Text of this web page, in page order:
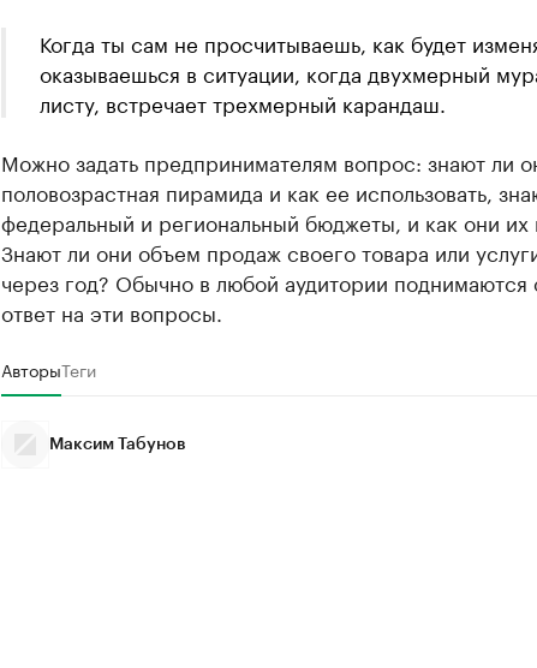
Когда ты сам не просчитываешь, как будет
оказываешься в ситуации, когда двухмерный
листу, встречает трехмерный карандаш.
Можно задать предпринимателям вопрос: знают ли
половозрастная пирамида и как ее использовать,
федеральный и региональный бюджеты, и как они их
Знают ли они объем продаж своего товара или
через год? Обычно в любой аудитории поднимаются
ответ на эти вопросы.
АвторыТеги
Максим Табунов